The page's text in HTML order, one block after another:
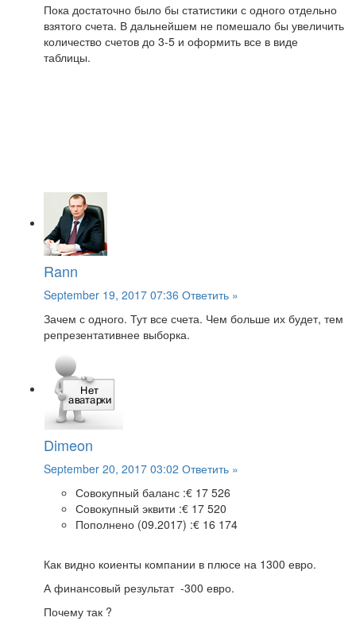
Пока достаточно было бы статистики с одного отдельно
взятого счета. В дальнейшем не помешало бы увеличить
количество счетов до 3-5 и оформить все в виде
таблицы.
Rann
September 19, 2017 07:36 Ответить »
Зачем с одного. Тут все счета. Чем больше их будет, тем
репрезентативнее выборка.
Dimeon
September 20, 2017 03:02 Ответить »
Совокупный баланс :€ 17 526
Совокупный эквити :€ 17 520
Пополнено (09.2017) :€ 16 174
Как видно коиенты компании в плюсе на 1300 евро.
А финансовый результат -300 евро.
Почему так ?